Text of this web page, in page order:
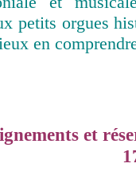
petits orgues
en
et